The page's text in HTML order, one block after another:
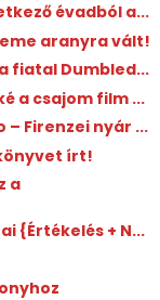
évadból a...
aranyra vált!
fiatal Dumbled...
a csajom film ...
– Firenzei nyár ...
írt!
a
{Értékelés + N...